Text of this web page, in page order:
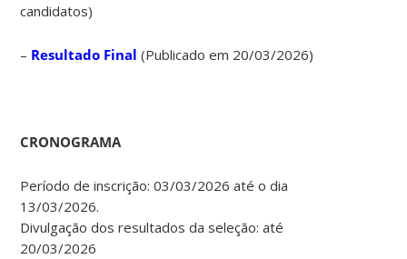
candidatos)
– Resultado Final (Publicado em 20/03/2026)
CRONOGRAMA
Período de inscrição: 03/03/2026 até o dia
13/03/2026.
Divulgação dos resultados da seleção: até
20/03/2026